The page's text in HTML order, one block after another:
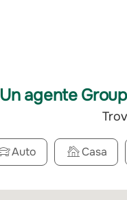
Un agente
Auto Casa